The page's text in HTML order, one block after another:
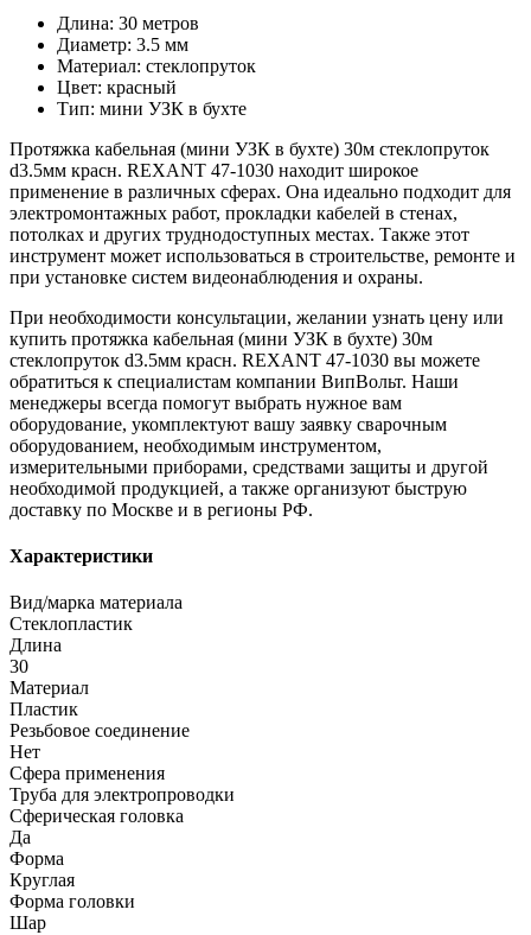
Длина: 30 метров
Диаметр: 3.5 мм
Материал: стеклопруток
Цвет: красный
Тип: мини УЗК в бухте
Протяжка кабельная (мини УЗК в бухте) 30м стеклопруток
d3.5мм красн. REXANT 47-1030 находит широкое
применение в различных сферах. Она идеально подходит для
электромонтажных работ, прокладки кабелей в стенах,
потолках и других труднодоступных местах. Также этот
инструмент может использоваться в строительстве, ремонте и
при установке систем видеонаблюдения и охраны.
При необходимости консультации, желании узнать цену или
купить протяжка кабельная (мини УЗК в бухте) 30м
стеклопруток d3.5мм красн. REXANT 47-1030 вы можете
обратиться к специалистам компании ВипВольт. Наши
менеджеры всегда помогут выбрать нужное вам
оборудование, укомплектуют вашу заявку сварочным
оборудованием, необходимым инструментом,
измерительными приборами, средствами защиты и другой
необходимой продукцией, а также организуют быструю
доставку по Москве и в регионы РФ.
Характеристики
Вид/марка материала
Стеклопластик
Длина
30
Материал
Пластик
Резьбовое соединение
Нет
Сфера применения
Труба для электропроводки
Сферическая головка
Да
Форма
Круглая
Форма головки
Шар